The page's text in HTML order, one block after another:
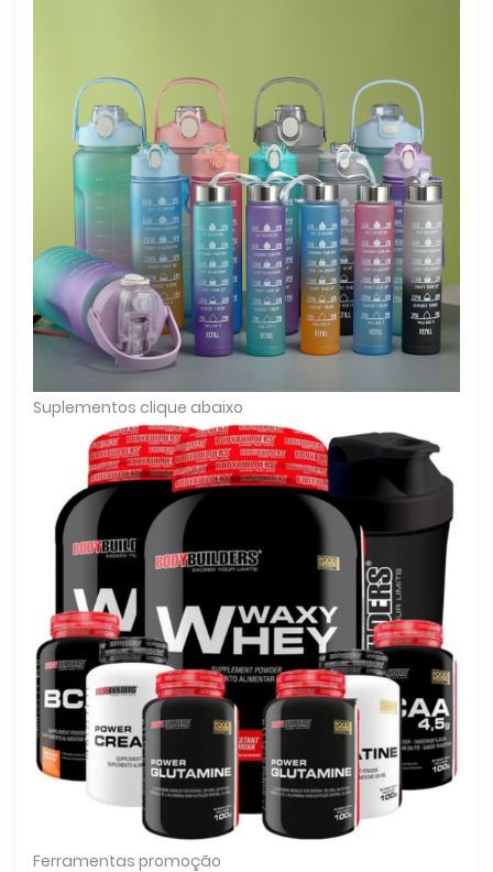
Suplementos clique abaixo
Ferramentas promoção